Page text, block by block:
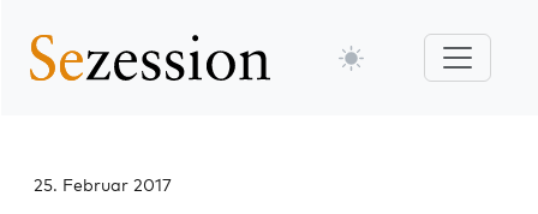
25. Februar 2017